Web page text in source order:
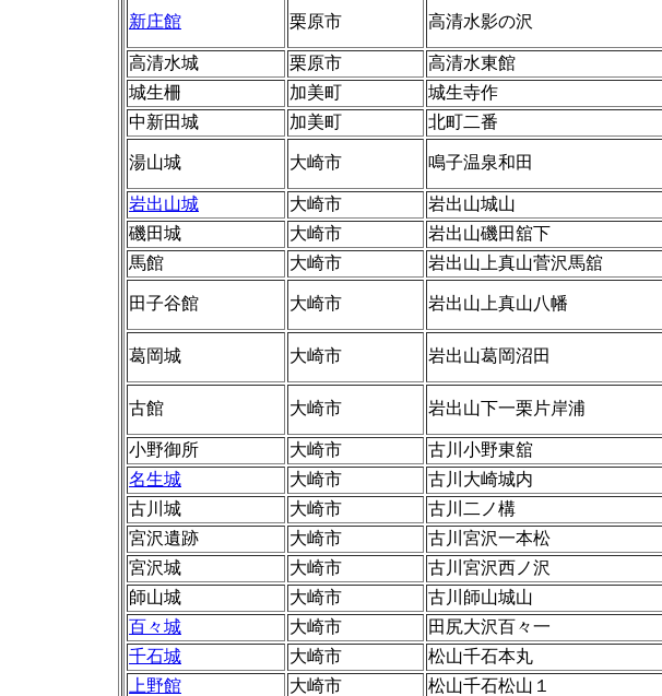
新庄館 栗原市 高清水影の沢
高清水城 栗原市 高清水東館
城生柵
加美町 城生寺作
中新田城
加美町 北町二番
湯山城 大崎市 鳴子温泉和田
岩出山城 大崎市 岩出山城山
磯田城
大崎市 岩出山磯田舘下
馬館
大崎市 岩出山上真山菅沢馬舘
田子谷館 大崎市 岩出山上真山八幡
葛岡城 大崎市 岩出山葛岡沼田
古館 大崎市 岩出山下一栗片岸浦
小野御所 大崎市 古川小野東舘
名生城
大崎市 古川大崎城内
古川城
大崎市 古川二ノ構
宮沢遺跡
大崎市 古川宮沢一本松
宮沢城
大崎市 古川宮沢西ノ沢
師山城
大崎市 古川師山城山
百々城
大崎市 田尻大沢百々一
千石城
大崎市 松山千石本丸
上野館
大崎市 松山千石松山１